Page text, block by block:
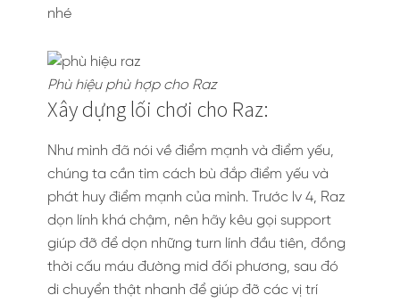
nhé
Phù hiệu phù hợp cho Raz
Xây dựng lối chơi cho Raz:
Như mình đã nói về điểm mạnh và điểm yếu,
chúng ta cần tìm cách bù đắp điểm yếu và
phát huy điểm mạnh của mình. Trước lv 4, Raz
dọn lính khá chậm, nên hãy kêu gọi support
giúp đỡ để dọn những turn lính đầu tiên, đồng
thời cấu máu đường mid đối phương, sau đó
di chuyển thật nhanh để giúp đỡ các vị trí